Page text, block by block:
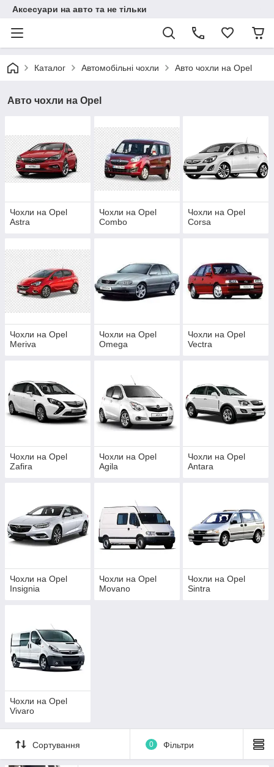
Аксесуари на авто та не тільки
Каталог Автомобільні чохли Авто чохли на Opel
Авто чохли на Opel
Чохли на Opel
Astra
Чохли на Opel
Combo
Чохли на Opel
Corsa
Чохли на Opel
Meriva
Чохли на Opel
Omega
Чохли на Opel
Vectra
Чохли на Opel
Zafira
Чохли на Opel
Agila
Чохли на Opel
Antara
Чохли на Opel
Insignia
Чохли на Opel
Movano
Чохли на Opel
Sintra
Чохли на Opel
Vivaro
Сортування 0 Фільтри